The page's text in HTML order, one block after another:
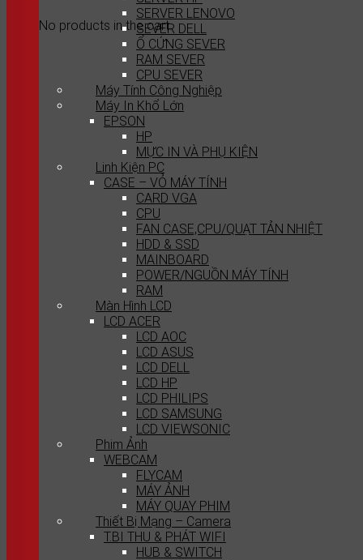
No products in the cart.
SERVER LENOVO
SEVER DELL
Ổ CỨNG SEVER
RAM SEVER
CPU SEVER
Máy Tính Công Nghiệp
Máy In Khổ Lớn
EPSON
HP
MỰC IN VÀ PHỤ KIỆN
Linh Kiện PC
CASE – VỎ MÁY TÍNH
CARD VGA
CPU
FAN CASE,CPU/QUẠT TẢN NHIỆT
HDD & SSD
MAINBOARD
POWER/NGUỒN MÁY TÍNH
RAM
Màn Hình LCD
LCD ACER
LCD AOC
LCD ASUS
LCD DELL
LCD HP
LCD PHILIPS
LCD SAMSUNG
LCD VIEWSONIC
Phim Ảnh
WEBCAM
FLYCAM
MÁY ẢNH
MÁY QUAY PHIM
Thiết Bị Mạng – Camera
T.BI THU & PHÁT WIFI
HUB & SWITCH